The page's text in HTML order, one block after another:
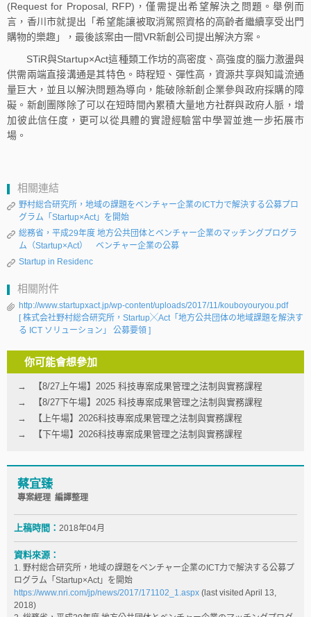
(Request for Proposal, RFP)，僅需提出希望解決之問題。舉例而
言，香川市就提出「希望能讓被取消駕照資格的高齡者繼續享受出門
購物的樂趣」，最後該案由一間VR新創公司提出解決方案。
STiR與Startup×Act這種類工作坊的高密度、高強度的腦力激盪與
供需兩端直接溝通是其特色。時程短、彈性高，資源共享與知識流通
量巨大，並且以解決問題為導向，能破除新創企業參與政府採購的障
礙。新創團隊除了可以在短時間內累積大量地方社群與政府人脈，增
加彼此信任度，更可以從具體的實證經驗當中學習並進一步拓展市
場。
相關連結
野村総合研究所，地域の課題をベンチャー企業のICT力で解決する公募プロ
グラム「Startup×Act」を開始
総務省，平成29年度 地方公共団体とベンチャー企業のマッチングプログラ
ム（Startup×Act） ベンチャー企業の公募
Startup in Residenc
相關附件
http://www.startupxact.jp/wp-content/uploads/2017/11/kouboyouryou.pdf
[ 株式会社野村総合研究所，Startup╳Act「地方公共団体の地域課題を解決す
る ICT ソリューション」 公募要領 ]
你可能會想參加
【8/27上午場】2025 科技專案成果管理之法制與實務課程
【8/27下午場】2025 科技專案成果管理之法制與實務課程
【上午場】2026科技專案成果管理之法制與實務課程
【下午場】2026科技專案成果管理之法制與實務課程
蔡宜臻
專案經理 編譯整理
上稿時間： 2018年04月
資料來源：
1. 野村総合研究所，地域の課題をベンチャー企業のICT力で解決する公募プ
ログラム「Startup×Act」を開始
https://www.nri.com/jp/news/2017/171102_1.aspx (last visited April 13,
2018)